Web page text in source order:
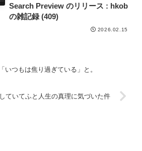
Search Preview のリリース : hkob
の雑記録 (409)
2026.02.15
いつもは焦り過ぎている」と。
ていてふと人生の真理に気づいた件